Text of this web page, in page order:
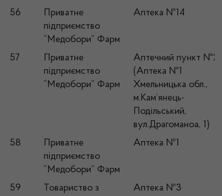
56
Приватне
підприємство
“Медобори” Фарм
Аптека №14
57
Приватне
підприємство
“Медобори” Фарм
Аптечний пункт №2
(Аптека №1
Хмельницька обл.,
м.Кам’янець-
Подільський,
вул.Драгоманоа, 1)
58
Приватне
підприємство
“Медобори” Фарм
Аптека №1
59
Товариство з
Аптека №3